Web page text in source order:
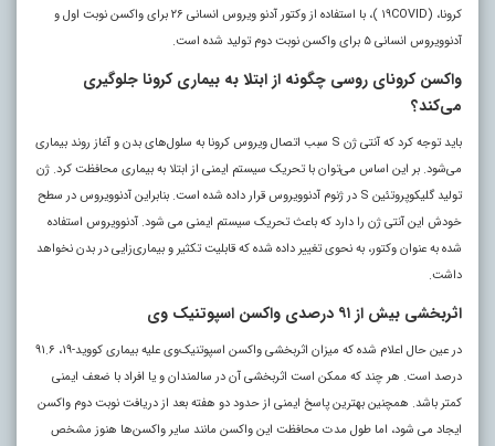
کرونا، (۱۹COVID )، با استفاده از وکتور آدنو ویروس انسانی ۲۶ برای واکسن نوبت اول و
آدنوویروس انسانی ۵ برای واکسن نوبت دوم تولید شده است.
واکسن کرونای روسی چگونه از ابتلا به بیماری کرونا جلوگیری
می‌کند؟
باید توجه کرد که آنتی ژن S سبب اتصال ویروس کرونا به سلول‌های بدن و آغاز روند بیماری
می‌شود. بر این اساس می‌توان با تحریک سیستم ایمنی از ابتلا به بیماری محافظت کرد. ژن
تولید گلیکوپروتئین S در ژنوم آدنوویروس قرار داده شده است. بنابراین آدنوویروس در سطح
خودش این آنتی ژن را دارد که باعث تحریک سیستم ایمنی می شود. آدنوویروس استفاده
شده به عنوان وکتور، به نحوی تغییر داده شده که قابلیت تکثیر و بیماری‌زایی در بدن نخواهد
داشت.
اثربخشی بیش از ۹۱ درصدی واکسن اسپوتنیک وی
در عین حال اعلام شده که میزان اثربخشی واکسن اسپوتنیک‌وی علیه بیماری کووید-۱۹، ۹۱.۶
درصد است. هر چند که ممکن است اثربخشی آن در سالمندان و یا افراد با ضعف ایمنی
کمتر باشد. همچنین بهترین پاسخ ایمنی از حدود دو هفته بعد از دریافت نوبت دوم واکسن
ایجاد می شود، اما طول مدت محافظت این واکسن مانند سایر واکسن‌ها هنوز مشخص